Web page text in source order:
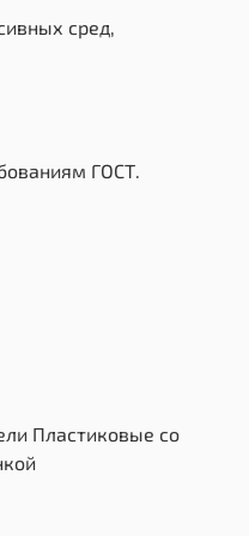
сред,
ГОСТ.
Пластиковые со